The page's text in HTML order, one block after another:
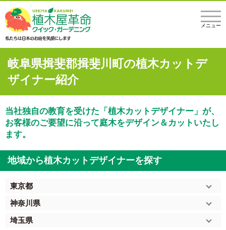
メニュー
岐阜県揖斐郡揖斐川町の植木カットデ
ザイナー紹介
当社独自の教育を受けた「植木カットデザイナー」が、
お客様のご要望に沿って庭木をデザイン＆カットいたし
ます。
地域から植木カットデザイナーを探す
東京都
神奈川県
埼玉県